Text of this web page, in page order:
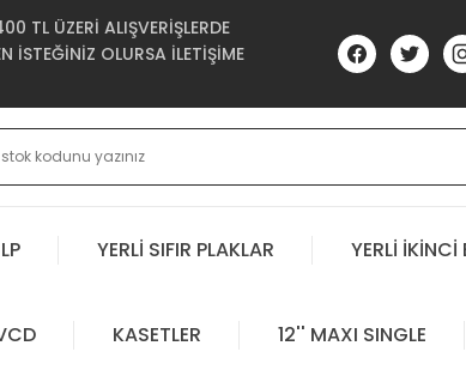
TL ÜZERİ ALIŞVERİŞLERDE
İSTEĞİNİZ OLURSA İLETİŞİME
YERLİ SIFIR PLAKLAR YERLİ İKİNCİ
KASETLER 12'' MAXI SINGLE